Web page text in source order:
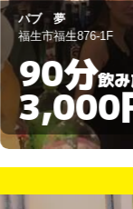
Pretty
羽村市小作台1-2-12
90分飲
3,000